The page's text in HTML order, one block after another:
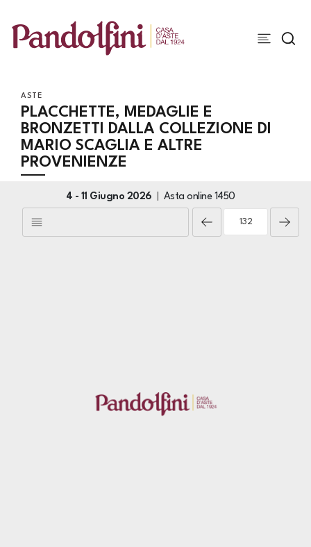
ASTE
PLACCHETTE, MEDAGLIE E
BRONZETTI DALLA COLLEZIONE DI
MARIO SCAGLIA E ALTRE
PROVENIENZE
4 - 11 Giugno 2026 Asta online 1450